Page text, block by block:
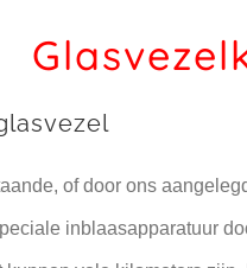
of door ons
inblaasapparatuur